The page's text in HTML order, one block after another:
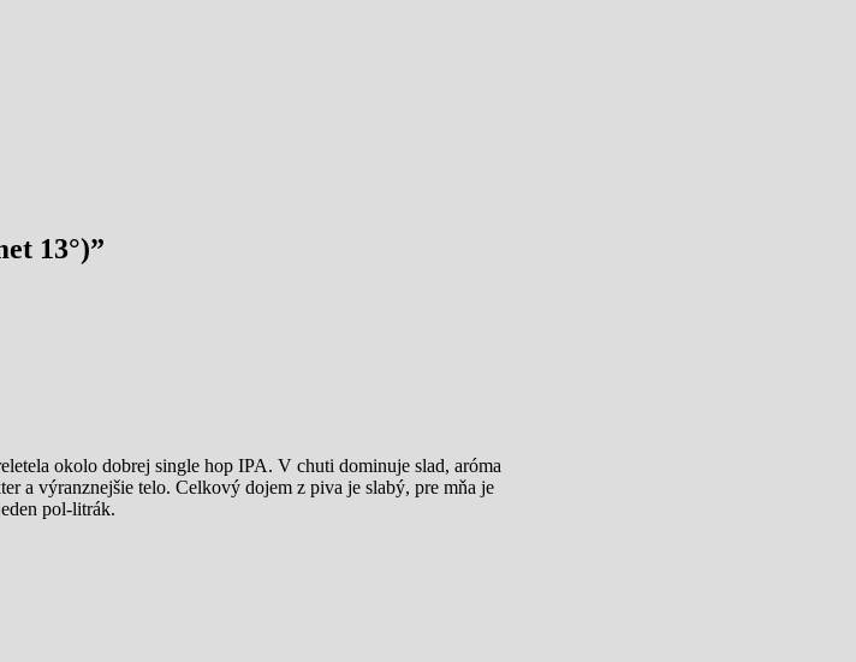
13°)”
okolo dobrej single hop IPA. V chuti dominuje slad, aróma
a výranznejšie telo. Celkový dojem z piva je slabý, pre mňa je
pol-litrák.